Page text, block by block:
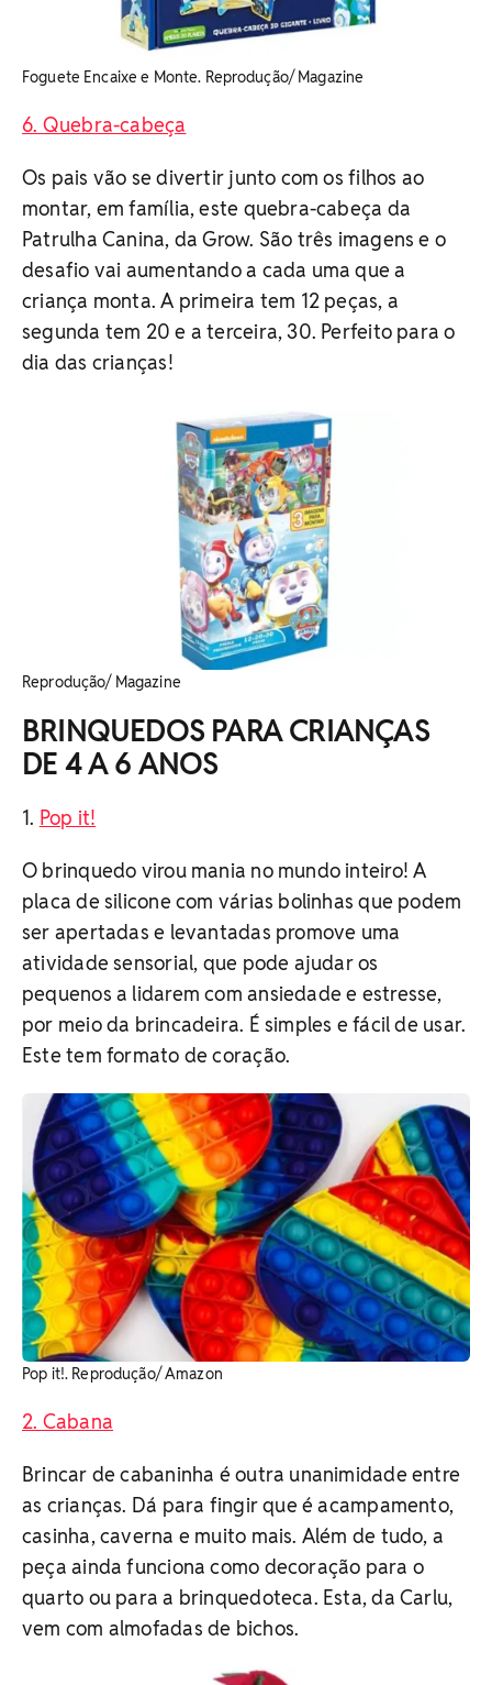
Foguete Encaixe e Monte. Reprodução/ Magazine
6. Quebra-cabeça
Os pais vão se divertir junto com os filhos ao
montar, em família, este quebra-cabeça da
Patrulha Canina, da Grow. São três imagens e o
desafio vai aumentando a cada uma que a
criança monta. A primeira tem 12 peças, a
segunda tem 20 e a terceira, 30. Perfeito para o
dia das crianças!
Reprodução/ Magazine
BRINQUEDOS PARA CRIANÇAS
DE 4 A 6 ANOS
1. Pop it!
O brinquedo virou mania no mundo inteiro! A
placa de silicone com várias bolinhas que podem
ser apertadas e levantadas promove uma
atividade sensorial, que pode ajudar os
pequenos a lidarem com ansiedade e estresse,
por meio da brincadeira. É simples e fácil de usar.
Este tem formato de coração.
Pop it!. Reprodução/ Amazon
2. Cabana
Brincar de cabaninha é outra unanimidade entre
as crianças. Dá para fingir que é acampamento,
casinha, caverna e muito mais. Além de tudo, a
peça ainda funciona como decoração para o
quarto ou para a brinquedoteca. Esta, da Carlu,
vem com almofadas de bichos.